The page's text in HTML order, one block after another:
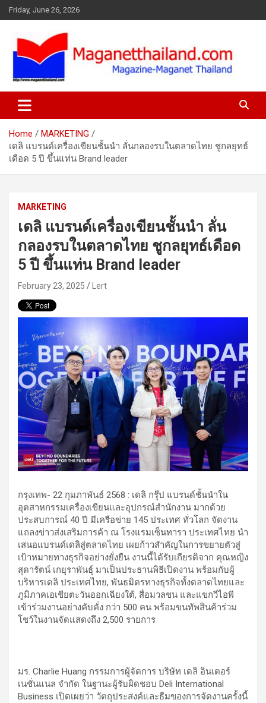
Skip
to
Friday, June 26, 2026
Home
MARKETING
เดลิ แบรนด์เครื่องเขียนชั้นนำ ลั่นกลองรบในตลาดไทย ชูกลยุทธ์
เดือด 5 ปี ขึ้นแท่น Brand leader
MARKETING
เดลิ แบรนด์เครื่องเขียนชั้นนำ ลั่น
กลองรบในตลาดไทย ชูกลยุทธ์เดือด
5 ปี ขึ้นแท่น Brand leader
February 23, 2025 Lert
กรุงเทพ- 22 กุมภาพันธ์ 2568 : เดลิ กรุ๊ป แบรนด์ชั้นนำใน
อุตสาหกรรมเครื่องเขียนและอุปกรณ์สำนักงาน มากด้วย
ประสบการณ์ 40 ปี มีเครือข่าย 145 ประเทศ ทั่วโลก จัดงาน
แถลงข่าวส่งเสริมการค้า ณ โรงแรมเซ็นทารา ประเทศไทย นำ
เสนอแบรนด์เดลิสู่ตลาดไทย เผยก้าวสำคัญในการขยายตัวสู่
เป้าหมายทางธุรกิจอย่างยั่งยืน งานนี้ได้รับเกียรติจาก คุณหญิง
สุดารัตน์ เกยุราพันธุ์ มาเป็นประธานพิธีเปิดงาน พร้อมกับผู้
บริหารเดลิ ประเทศไทย, พันธมิตรทางธุรกิจทั้งตลาดไทยและ
ภูมิภาคเอเชียตะวันออกเฉียงใต้, สื่อมวลชน และแขกวีไอพี
เข้าร่วมงานอย่างคับคั่ง กว่า 500 คน พร้อมขนทัพสินค้าร่วม
โชว์ในงานจัดแสดงถึง 2,500 รายการ
มร. Charlie Huang กรรมการผู้จัดการ บริษัท เดลิ อินเตอร์
เนชั่นแนล จำกัด ในฐานะผู้รับผิดชอบ Deli International
Business เปิดเผยว่า วัตถุประสงค์และธีมของการจัดงานครั้งนี้